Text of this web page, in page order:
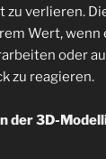
zu verlieren.
Wert, wenn
oder
zu reagieren.
der 3D-